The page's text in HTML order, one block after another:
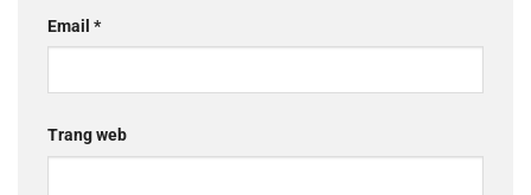
Email *
Trang web